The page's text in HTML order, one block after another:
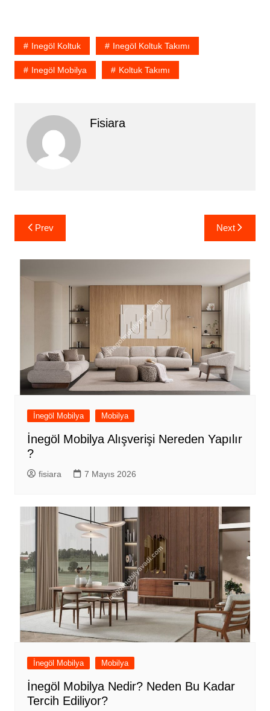
Inegöl Koltuk Inegöl Koltuk Takımı
Inegöl Mobilya Koltuk Takımı
Fisiara
Yazı
gezinmesi
Prev Next
İnegöl Mobilya Mobilya
İnegöl Mobilya Alışverişi Nereden Yapılır
?
fisiara 7 Mayıs 2026
İnegöl Mobilya Mobilya
İnegöl Mobilya Nedir? Neden Bu Kadar
Tercih Ediliyor?